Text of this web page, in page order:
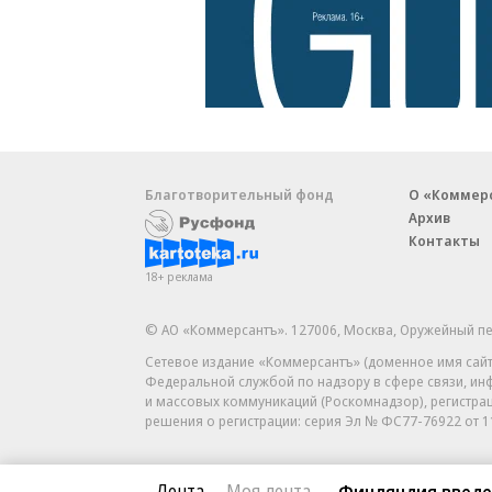
Благотворительный фонд
18+ реклама
О
Архив
Контакты
© АО «Коммерсантъ». 127006, Москва, Оружейный
Сетевое издание «Коммерсантъ» (доменное имя
Федеральной службой по надзору в сфере связи,
и массовых коммуникаций (Роскомнадзор),
решения о регистрации: серия Эл № ФС77-76922 от